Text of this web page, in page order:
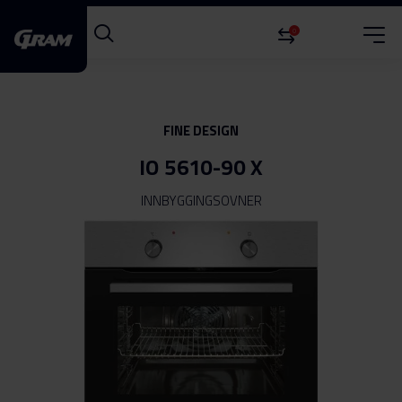
0
FINE DESIGN
IO 5610-90 X
INNBYGGINGSOVNER